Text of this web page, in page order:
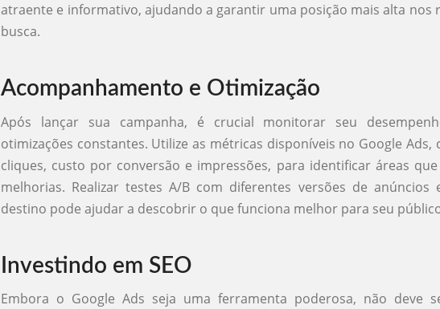
atraente e informativo, ajudando a garantir uma posição mais alta nos
busca.
Acompanhamento e Otimização
Após lançar sua campanha, é crucial monitorar seu
otimizações constantes. Utilize as métricas disponíveis no Google Ads,
cliques, custo por conversão e impressões, para identificar áreas
melhorias. Realizar testes A/B com diferentes versões de anúncios
destino pode ajudar a descobrir o que funciona melhor para seu
Investindo em SEO
Embora o Google Ads seja uma ferramenta poderosa, não deve